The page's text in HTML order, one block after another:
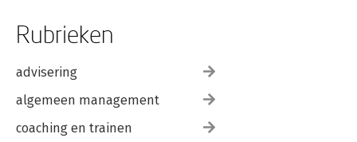
Rubrieken
advisering
algemeen management
coaching en trainen